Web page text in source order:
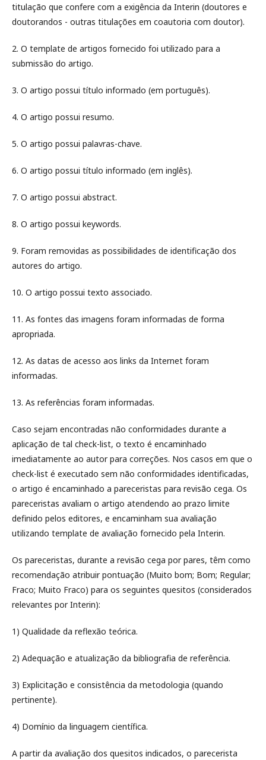
titulação que confere com a exigência da Interin (doutores e
doutorandos - outras titulações em coautoria com doutor).
2. O template de artigos fornecido foi utilizado para a
submissão do artigo.
3. O artigo possui título informado (em português).
4. O artigo possui resumo.
5. O artigo possui palavras-chave.
6. O artigo possui título informado (em inglês).
7. O artigo possui abstract.
8. O artigo possui keywords.
9. Foram removidas as possibilidades de identificação dos
autores do artigo.
10. O artigo possui texto associado.
11. As fontes das imagens foram informadas de forma
apropriada.
12. As datas de acesso aos links da Internet foram
informadas.
13. As referências foram informadas.
Caso sejam encontradas não conformidades durante a
aplicação de tal check-list, o texto é encaminhado
imediatamente ao autor para correções. Nos casos em que o
check-list é executado sem não conformidades identificadas,
o artigo é encaminhado a pareceristas para revisão cega. Os
pareceristas avaliam o artigo atendendo ao prazo limite
definido pelos editores, e encaminham sua avaliação
utilizando template de avaliação fornecido pela Interin.
Os pareceristas, durante a revisão cega por pares, têm como
recomendação atribuir pontuação (Muito bom; Bom; Regular;
Fraco; Muito Fraco) para os seguintes quesitos (considerados
relevantes por Interin):
1) Qualidade da reflexão teórica.
2) Adequação e atualização da bibliografia de referência.
3) Explicitação e consistência da metodologia (quando
pertinente).
4) Domínio da linguagem científica.
A partir da avaliação dos quesitos indicados, o parecerista